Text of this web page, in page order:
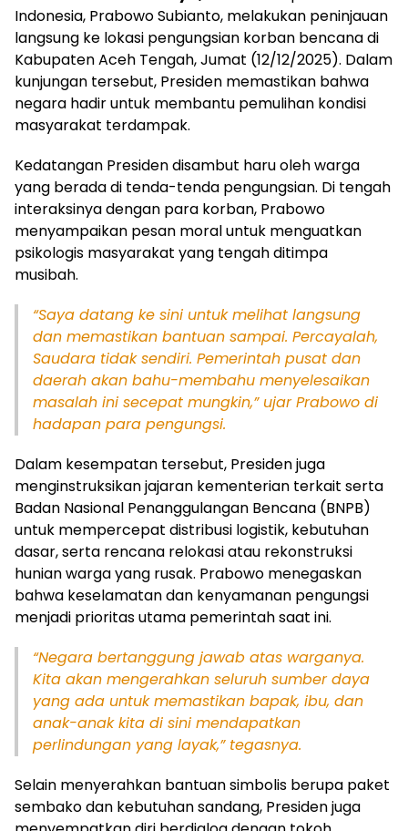
Indonesia, Prabowo Subianto, melakukan peninjauan
langsung ke lokasi pengungsian korban bencana di
Kabupaten Aceh Tengah, Jumat (12/12/2025). Dalam
kunjungan tersebut, Presiden memastikan bahwa
negara hadir untuk membantu pemulihan kondisi
masyarakat terdampak.
Kedatangan Presiden disambut haru oleh warga
yang berada di tenda-tenda pengungsian. Di tengah
interaksinya dengan para korban, Prabowo
menyampaikan pesan moral untuk menguatkan
psikologis masyarakat yang tengah ditimpa
musibah.
“Saya datang ke sini untuk melihat langsung
dan memastikan bantuan sampai. Percayalah,
Saudara tidak sendiri. Pemerintah pusat dan
daerah akan bahu-membahu menyelesaikan
masalah ini secepat mungkin,” ujar Prabowo di
hadapan para pengungsi.
Dalam kesempatan tersebut, Presiden juga
menginstruksikan jajaran kementerian terkait serta
Badan Nasional Penanggulangan Bencana (BNPB)
untuk mempercepat distribusi logistik, kebutuhan
dasar, serta rencana relokasi atau rekonstruksi
hunian warga yang rusak. Prabowo menegaskan
bahwa keselamatan dan kenyamanan pengungsi
menjadi prioritas utama pemerintah saat ini.
“Negara bertanggung jawab atas warganya.
Kita akan mengerahkan seluruh sumber daya
yang ada untuk memastikan bapak, ibu, dan
anak-anak kita di sini mendapatkan
perlindungan yang layak,” tegasnya.
Selain menyerahkan bantuan simbolis berupa paket
sembako dan kebutuhan sandang, Presiden juga